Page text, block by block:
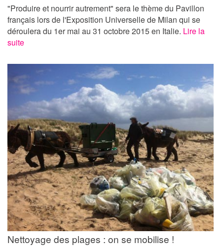
"Produire et nourrir autrement" sera le thème du Pavillon
français lors de l'Exposition Universelle de Milan qui se
déroulera du 1er mai au 31 octobre 2015 en Italie. Lire la
suite
Nettoyage des plages : on se mobilise !